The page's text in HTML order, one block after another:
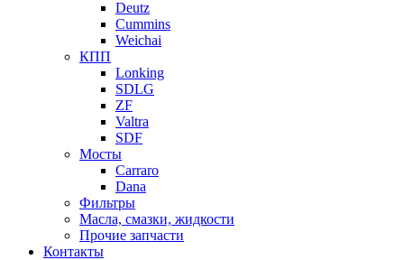
Deutz
Cummins
Weichai
КПП
Lonking
SDLG
ZF
Valtra
SDF
Мосты
Carraro
Dana
Фильтры
Масла, смазки, жидкости
Прочие запчасти
Контакты